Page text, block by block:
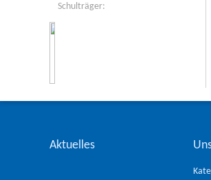
Schulträger:
Aktuelles